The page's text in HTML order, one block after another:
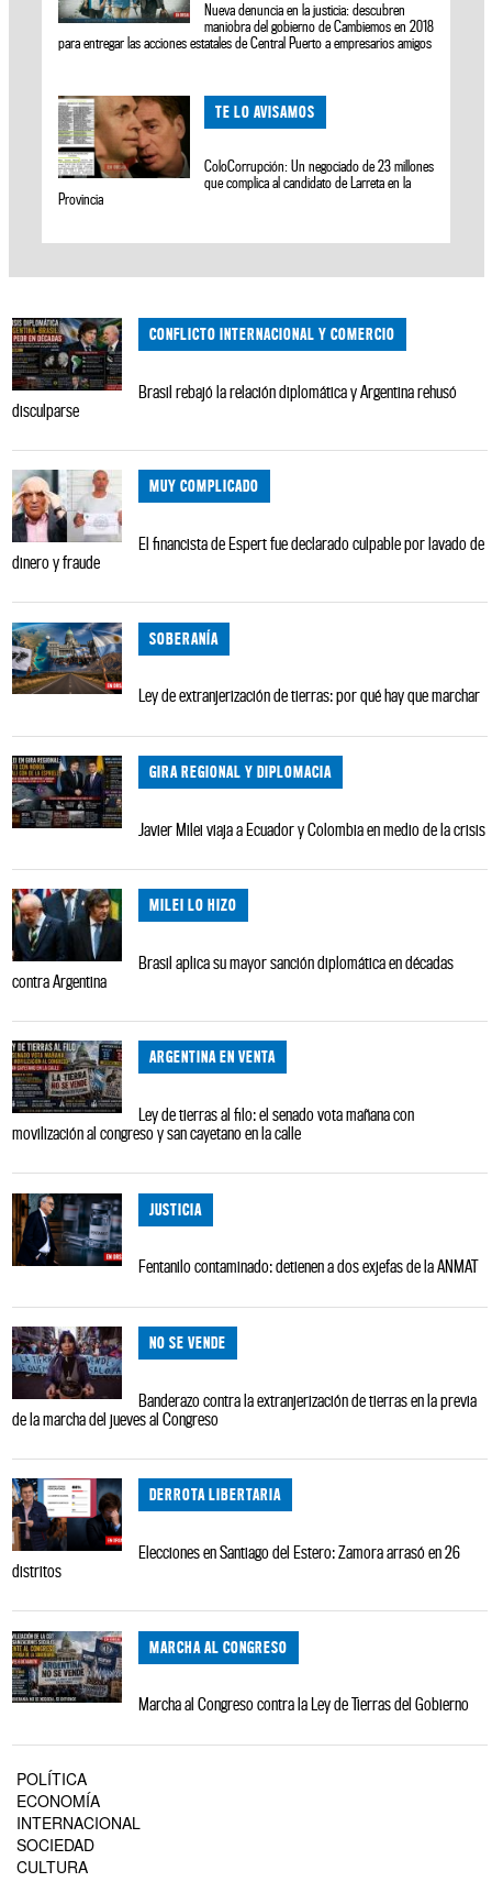
Nueva denuncia en la justicia: descubren
maniobra del gobierno de Cambiemos en 2018
para entregar las acciones estatales de Central Puerto a empresarios amigos
TE LO AVISAMOS
ColoCorrupción: Un negociado de 23 millones
que complica al candidato de Larreta en la
Provincia
CONFLICTO INTERNACIONAL Y COMERCIO
Brasil rebajó la relación diplomática y Argentina rehusó
disculparse
MUY COMPLICADO
El financista de Espert fue declarado culpable por lavado de
dinero y fraude
SOBERANÍA
Ley de extranjerización de tierras: por qué hay que marchar
GIRA REGIONAL Y DIPLOMACIA
Javier Milei viaja a Ecuador y Colombia en medio de la crisis
MILEI LO HIZO
Brasil aplica su mayor sanción diplomática en décadas
contra Argentina
ARGENTINA EN VENTA
Ley de tierras al filo: el senado vota mañana con
movilización al congreso y san cayetano en la calle
JUSTICIA
Fentanilo contaminado: detienen a dos exjefas de la ANMAT
NO SE VENDE
Banderazo contra la extranjerización de tierras en la previa
de la marcha del jueves al Congreso
DERROTA LIBERTARIA
Elecciones en Santiago del Estero: Zamora arrasó en 26
distritos
MARCHA AL CONGRESO
Marcha al Congreso contra la Ley de Tierras del Gobierno
POLÍTICA
ECONOMÍA
INTERNACIONAL
SOCIEDAD
CULTURA